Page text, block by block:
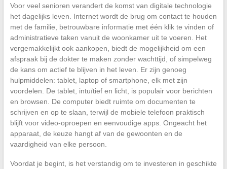
Voor veel senioren verandert de komst van digitale technologie
het dagelijks leven. Internet wordt de brug om contact te houden
met de familie, betrouwbare informatie met één klik te vinden of
administratieve taken vanuit de woonkamer uit te voeren. Het
vergemakkelijkt ook aankopen, biedt de mogelijkheid om een
afspraak bij de dokter te maken zonder wachttijd, of simpelweg
de kans om actief te blijven in het leven. Er zijn genoeg
hulpmiddelen: tablet, laptop of smartphone, elk met zijn
voordelen. De tablet, intuïtief en licht, is populair voor berichten
en browsen. De computer biedt ruimte om documenten te
schrijven en op te slaan, terwijl de mobiele telefoon praktisch
blijft voor video-oproepen en eenvoudige apps. Ongeacht het
apparaat, de keuze hangt af van de gewoonten en de
vaardigheid van elke persoon.
Voordat je begint, is het verstandig om te investeren in geschikte